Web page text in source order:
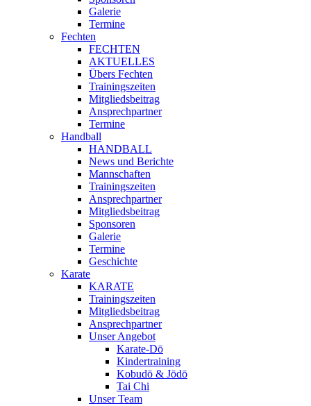
Galerie
Termine
Fechten
FECHTEN
AKTUELLES
Übers Fechten
Trainingszeiten
Mitgliedsbeitrag
Ansprechpartner
Termine
Handball
HANDBALL
News und Berichte
Mannschaften
Trainingszeiten
Ansprechpartner
Mitgliedsbeitrag
Sponsoren
Galerie
Termine
Geschichte
Karate
KARATE
Trainingszeiten
Mitgliedsbeitrag
Ansprechpartner
Unser Angebot
Karate-Dō
Kindertraining
Kobudō & Jōdō
Tai Chi
Unser Team